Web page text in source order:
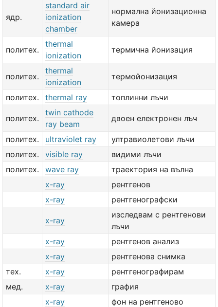
ядр.
standard air
ionization
chamber
нормална йонизационна
камера
политех.
thermal
ionization
термична йонизация
политех.
thermal
ionization
термойонизация
политех. thermal ray топлинни лъчи
политех.
twin cathode
ray beam
двоен електронен лъч
политех. ultraviolet ray
ултравиолетови лъчи
политех.
visible ray
видими лъчи
политех.
wave ray
траектория на вълна
x-ray
рентгенов
x-ray
рентгенографски
x-ray
изследвам с рентгенови
лъчи
x-ray
рентгенов анализ
x-ray
рентгенова снимка
тех.
x-ray
рентгенографирам
мед.
x-ray
графия
x-ray
фон на рентгеново